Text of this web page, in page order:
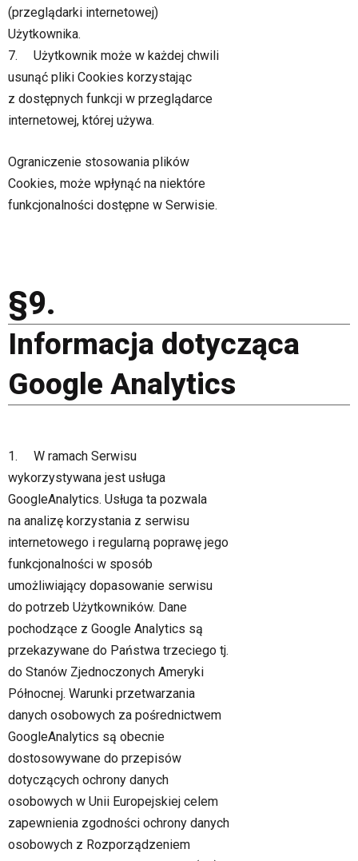
(przeglądarki internetowej)
Użytkownika.
7. Użytkownik może w każdej chwili
usunąć pliki Cookies korzystając
z dostępnych funkcji w przeglądarce
internetowej, której używa.
Ograniczenie stosowania plików
Cookies, może wpłynąć na niektóre
funkcjonalności dostępne w Serwisie.
§9.
Informacja dotycząca
Google Analytics
1. W ramach Serwisu
wykorzystywana jest usługa
GoogleAnalytics. Usługa ta pozwala
na analizę korzystania z serwisu
internetowego i regularną poprawę jego
funkcjonalności w sposób
umożliwiający dopasowanie serwisu
do potrzeb Użytkowników. Dane
pochodzące z Google Analytics są
przekazywane do Państwa trzeciego tj.
do Stanów Zjednoczonych Ameryki
Północnej. Warunki przetwarzania
danych osobowych za pośrednictwem
GoogleAnalytics są obecnie
dostosowywane do przepisów
dotyczących ochrony danych
osobowych w Unii Europejskiej celem
zapewnienia zgodności ochrony danych
osobowych z Rozporządzeniem